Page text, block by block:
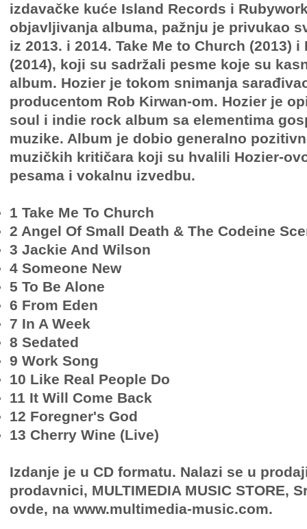
izdavačke kuće Island Records i
objavljivanja albuma, pažnju je privukao
iz 2013. i 2014. Take Me to Church (2013) i
(2014), koji su sadržali pesme koje su
album. Hozier je tokom snimanja
producentom Rob Kirwan-om. Hozier je
soul i indie rock album sa elementima
muzike. Album je dobio generalno
muzičkih kritičara koji su hvalili Hozier-
pesama i vokalnu izvedbu.
1 Take Me To Church
2 Angel Of Small Death & The Codeine
3 Jackie And Wilson
4 Someone New
5 To Be Alone
6 From Eden
7 In A Week
8 Sedated
9 Work Song
10 Like Real People Do
11 It Will Come Back
12 Foregner's God
13 Cherry Wine (Live)
Izdanje je u CD formatu. Nalazi se u
prodavnici, MULTIMEDIA MUSIC STORE,
ovde, na www.multimedia-music.com.